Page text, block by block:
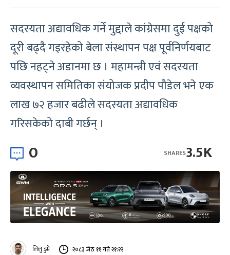
सदस्यता अद्यावधिक गर्ने मुद्दाले कांग्रेसमा दुई पक्षको
दूरी बढ्दै गइरहेको बेला संस्थापन पक्ष पूर्वनिर्णयबाट
पछि नहट्ने अडानमा छ । महामन्त्री एवं सदस्यता
व्यवस्थापन समितिका संयोजक प्रदीप पौडेल भने एक
लाख ७२ हजार बढीले सदस्यता अद्यावधिक
गरिसकेको दाबी गर्छन् ।
0 3.5K
SHARES
लिलु डुम्रे २०८३ जेठ ११ गते २१:२२